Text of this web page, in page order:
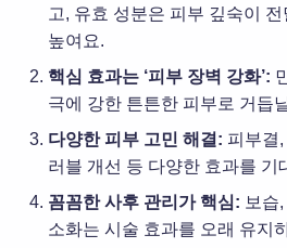
고, 유효 성분은 피부 깊숙이
높여요.
핵심 효과는 ‘피부 장벽 강화’:
극에 강한 튼튼한 피부로 거듭
다양한 피부 고민 해결: 피부결
러블 개선 등 다양한 효과를 기
꼼꼼한 사후 관리가 핵심: 보습
소화는 시술 효과를 오래 유지